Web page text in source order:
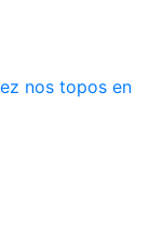
nos topos en